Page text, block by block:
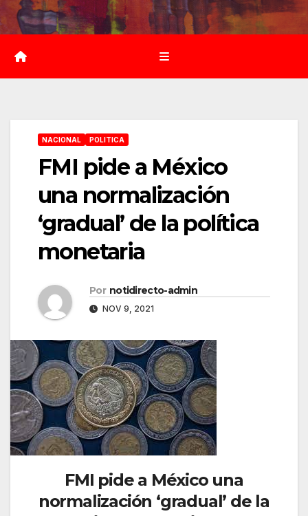
Saltar
al
contenido
NACIONAL POLITICA
FMI pide a México
una normalización
‘gradual’ de la política
monetaria
Por notidirecto-admin
NOV 9, 2021
FMI pide a México una
normalización ‘gradual’ de la